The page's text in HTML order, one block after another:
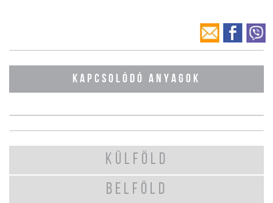
KAPCSOLÓDÓ ANYAGOK
KÜLFÖLD
BELFÖLD